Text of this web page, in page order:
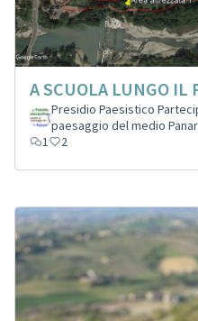
A SCUOLA LUNGO IL
Presidio Paesistico
paesaggio del medio
1
2